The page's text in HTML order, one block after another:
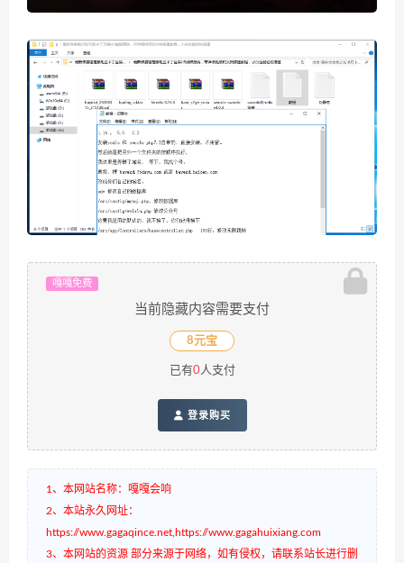
嘎嘎免费
当前隐藏内容需要支付
8元宝
已有0人支付
登录购买
1、本网站名称：嘎嘎会响
2、本站永久网址：
https://www.gagaqince.net,https://www.gagahuixiang.com
3、本网站的资源 部分来源于网络，如有侵权，请联系站长进行删